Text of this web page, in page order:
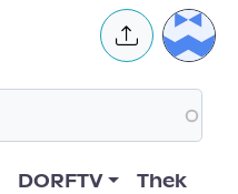
User
DORFTV Thek